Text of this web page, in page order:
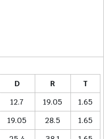
D R
T
12.7 19.05
1.65
19.05 28.5
1.65